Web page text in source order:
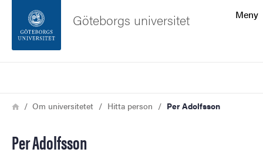
Sidfoten
Meny
Göteborgs universitet
Länkstig
HemOm universitetet Hitta person Per Adolfsson
Per Adolfsson